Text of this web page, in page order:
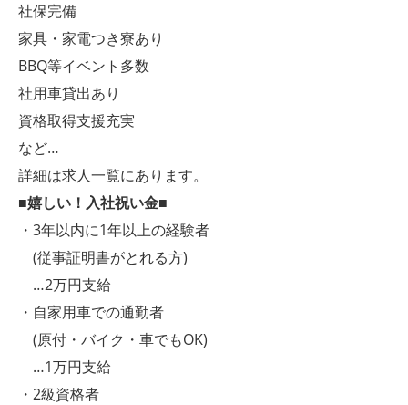
社保完備
家具・家電つき寮あり
BBQ等イベント多数
社用車貸出あり
資格取得支援充実
など…
詳細は求人一覧にあります。
■嬉しい！入社祝い金■
・3年以内に1年以上の経験者
(従事証明書がとれる方)
…2万円支給
・自家用車での通勤者
(原付・バイク・車でもOK)
…1万円支給
・2級資格者